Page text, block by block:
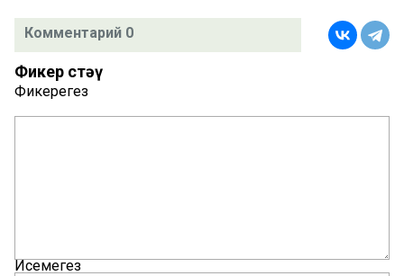
Комментарий 0
Фикер өстәү
Фикерегез
Исемегез